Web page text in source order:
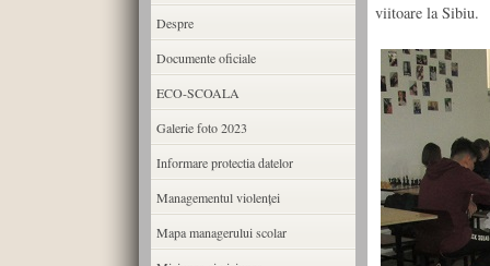
viitoare la Sibiu.
Despre
Documente oficiale
ECO-SCOALA
Galerie foto 2023
Informare protectia datelor
Managementul violenței
Mapa managerului scolar